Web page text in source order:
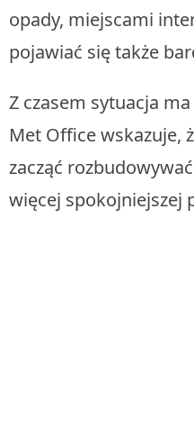
opady, miejscami
pojawiać się także
Z czasem sytuacja
Met Office wskazuje,
zacząć
więcej spokojniejszej